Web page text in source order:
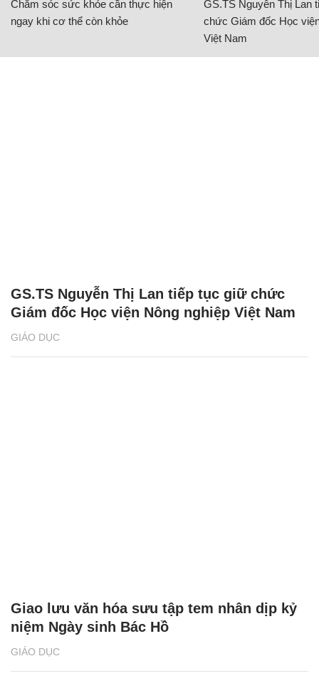
Chăm sóc sức khỏe cần thực hiện
ngay khi cơ thể còn khỏe
GS.TS Nguyễn Thị Lan
chức Giám đốc Học
Việt Nam
GIÁO DỤC
GS.TS Nguyễn Thị Lan tiếp tục giữ chức
Giám đốc Học viện Nông nghiệp Việt Nam
GIÁO DỤC
Giao lưu văn hóa sưu tập tem nhân dịp kỷ
niệm Ngày sinh Bác Hồ